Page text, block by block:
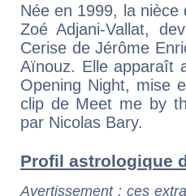
Née en 1999, la nièce
Zoé Adjani-Vallat,
Cerise de Jérôme
Aïnouz. Elle apparaît
Opening Night, mise
clip de Meet me by
par Nicolas Bary.
Profil astrologique
Avertissement: ces